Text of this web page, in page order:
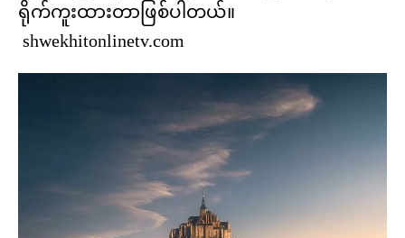
ရိုက်ကူးထားတာဖြစ်ပါတယ်။
shwekhitonlinetv.com